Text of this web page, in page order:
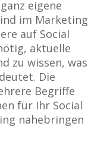
eigene
im Marketing
auf Social
aktuelle
zu wissen, was
Die
Begriffe
für Ihr Social
nahebringen